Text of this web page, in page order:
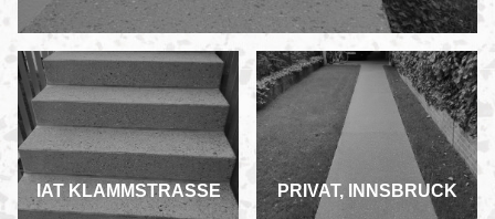
IAT KLAMMSTRASSE PRIVAT, INNSBRUCK